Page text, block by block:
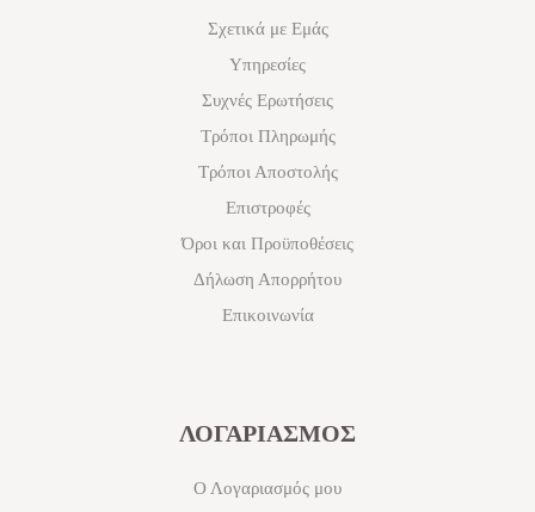
Σχετικά με Εμάς
Υπηρεσίες
Συχνές Ερωτήσεις
Τρόποι Πληρωμής
Τρόποι Αποστολής
Επιστροφές
Όροι και Προϋποθέσεις
Δήλωση Απορρήτου
Επικοινωνία
ΛΟΓΑΡΙΑΣΜΟΣ
Ο Λογαριασμός μου